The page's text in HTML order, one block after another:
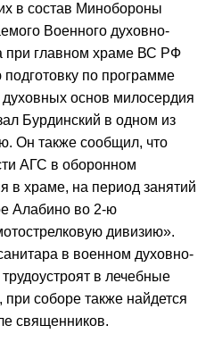
в состав Минобороны
Военного духовно-
при главном храме ВС РФ
по программе
духовных основ милосердия
Бурдинский в одном из
Он также сообщил, что
АГС в оборонном
в храме, на период занятий
Алабино во 2-ю
дивизию».
в военном духовно-
в лечебные
соборе также найдется
священников.